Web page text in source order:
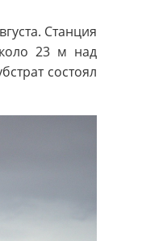
Станция
23 м над
состоял